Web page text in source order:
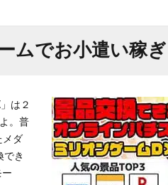
ムでお小遣い稼ぎ
は２
。普
メダ
でき